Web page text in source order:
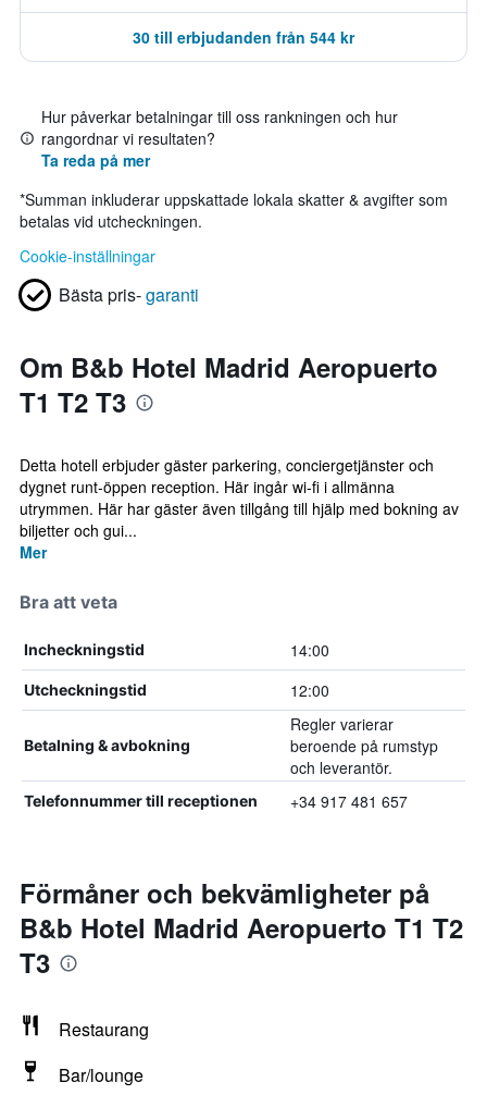
30 till erbjudanden från 544 kr
Hur påverkar betalningar till oss rankningen och hur
rangordnar vi resultaten?
Ta reda på mer
*Summan inkluderar uppskattade lokala skatter & avgifter som
betalas vid utcheckningen.
Cookie-inställningar
Bästa pris-garanti
Om B&b Hotel Madrid Aeropuerto
T1 T2 T3
Detta hotell erbjuder gäster parkering, conciergetjänster och
dygnet runt-öppen reception. Här ingår wi-fi i allmänna
utrymmen. Här har gäster även tillgång till hjälp med bokning av
biljetter och gui...
Mer
Bra att veta
Incheckningstid 14:00
Utcheckningstid 12:00
Betalning & avbokning
Regler varierar
beroende på rumstyp
och leverantör.
Telefonnummer till receptionen +34 917 481 657
Förmåner och bekvämligheter på
B&b Hotel Madrid Aeropuerto T1 T2
T3
Restaurang
Bar/lounge